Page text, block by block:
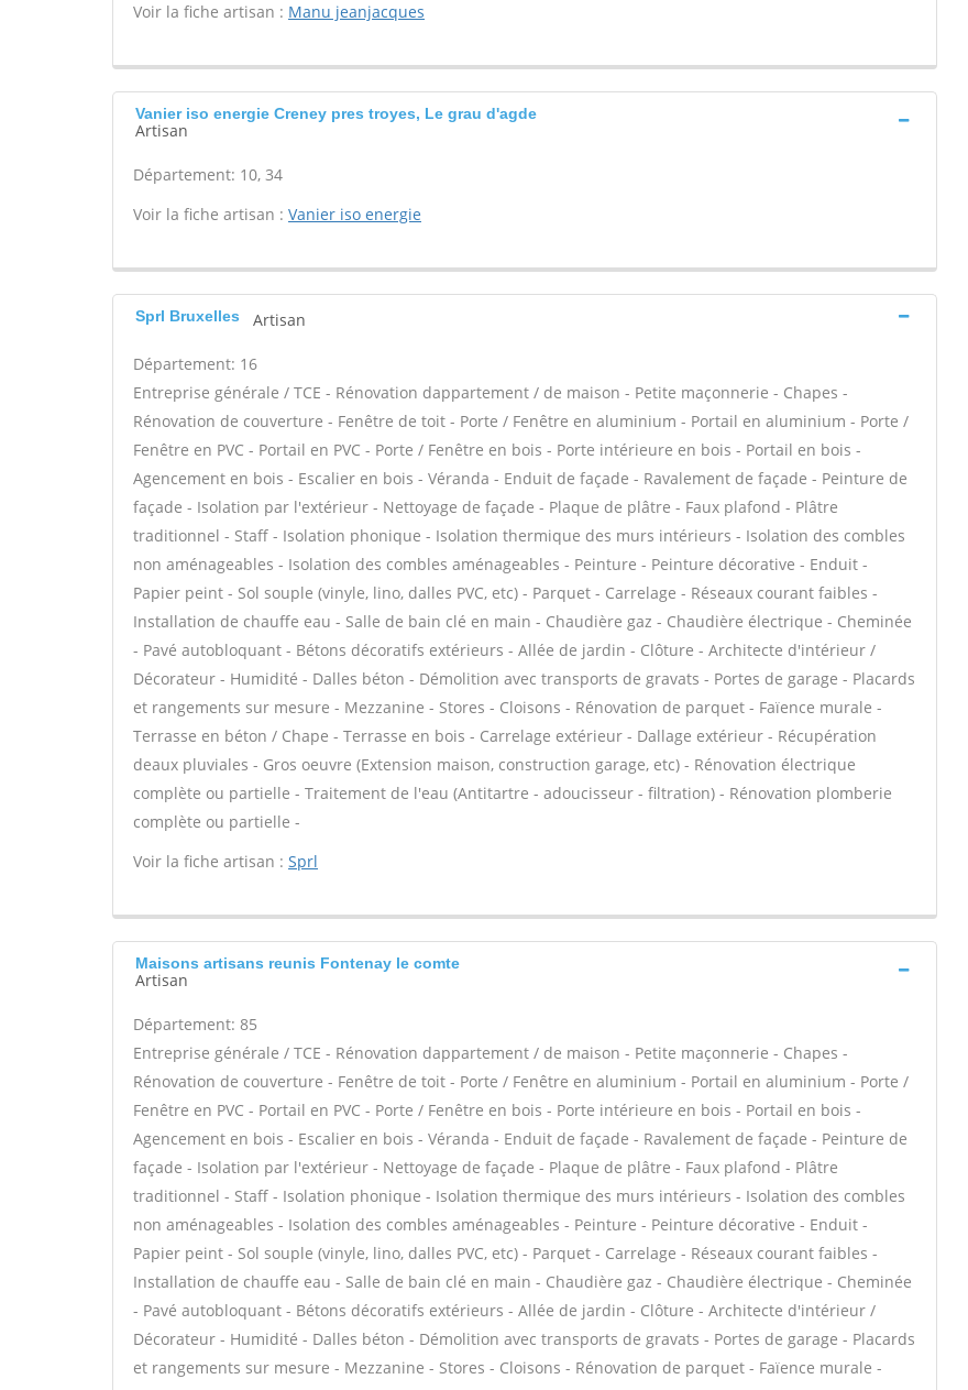
Voir la fiche artisan : Manu jeanjacques
Vanier iso energie Creney pres troyes, Le grau d'agde
Artisan
Département: 10, 34
Voir la fiche artisan : Vanier iso energie
Sprl Bruxelles Artisan
Département: 16
Entreprise générale / TCE - Rénovation dappartement / de maison - Petite maçonnerie - Chapes -
Rénovation de couverture - Fenêtre de toit - Porte / Fenêtre en aluminium - Portail en aluminium - Porte /
Fenêtre en PVC - Portail en PVC - Porte / Fenêtre en bois - Porte intérieure en bois - Portail en bois -
Agencement en bois - Escalier en bois - Véranda - Enduit de façade - Ravalement de façade - Peinture de
façade - Isolation par l'extérieur - Nettoyage de façade - Plaque de plâtre - Faux plafond - Plâtre
traditionnel - Staff - Isolation phonique - Isolation thermique des murs intérieurs - Isolation des combles
non aménageables - Isolation des combles aménageables - Peinture - Peinture décorative - Enduit -
Papier peint - Sol souple (vinyle, lino, dalles PVC, etc) - Parquet - Carrelage - Réseaux courant faibles -
Installation de chauffe eau - Salle de bain clé en main - Chaudière gaz - Chaudière électrique - Cheminée
- Pavé autobloquant - Bétons décoratifs extérieurs - Allée de jardin - Clôture - Architecte d'intérieur /
Décorateur - Humidité - Dalles béton - Démolition avec transports de gravats - Portes de garage - Placards
et rangements sur mesure - Mezzanine - Stores - Cloisons - Rénovation de parquet - Faïence murale -
Terrasse en béton / Chape - Terrasse en bois - Carrelage extérieur - Dallage extérieur - Récupération
deaux pluviales - Gros oeuvre (Extension maison, construction garage, etc) - Rénovation électrique
complète ou partielle - Traitement de l'eau (Antitartre - adoucisseur - filtration) - Rénovation plomberie
complète ou partielle -
Voir la fiche artisan : Sprl
Maisons artisans reunis Fontenay le comte
Artisan
Département: 85
Entreprise générale / TCE - Rénovation dappartement / de maison - Petite maçonnerie - Chapes -
Rénovation de couverture - Fenêtre de toit - Porte / Fenêtre en aluminium - Portail en aluminium - Porte /
Fenêtre en PVC - Portail en PVC - Porte / Fenêtre en bois - Porte intérieure en bois - Portail en bois -
Agencement en bois - Escalier en bois - Véranda - Enduit de façade - Ravalement de façade - Peinture de
façade - Isolation par l'extérieur - Nettoyage de façade - Plaque de plâtre - Faux plafond - Plâtre
traditionnel - Staff - Isolation phonique - Isolation thermique des murs intérieurs - Isolation des combles
non aménageables - Isolation des combles aménageables - Peinture - Peinture décorative - Enduit -
Papier peint - Sol souple (vinyle, lino, dalles PVC, etc) - Parquet - Carrelage - Réseaux courant faibles -
Installation de chauffe eau - Salle de bain clé en main - Chaudière gaz - Chaudière électrique - Cheminée
- Pavé autobloquant - Bétons décoratifs extérieurs - Allée de jardin - Clôture - Architecte d'intérieur /
Décorateur - Humidité - Dalles béton - Démolition avec transports de gravats - Portes de garage - Placards
et rangements sur mesure - Mezzanine - Stores - Cloisons - Rénovation de parquet - Faïence murale -